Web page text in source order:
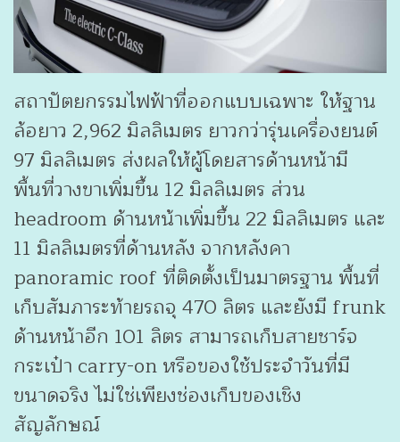
สถาปัตยกรรมไฟฟ้าที่ออกแบบเฉพาะ ให้ฐาน
ล้อยาว 2,962 มิลลิเมตร ยาวกว่ารุ่นเครื่องยนต์
97 มิลลิเมตร ส่งผลให้ผู้โดยสารด้านหน้ามี
พื้นที่วางขาเพิ่มขึ้น 12 มิลลิเมตร ส่วน
headroom ด้านหน้าเพิ่มขึ้น 22 มิลลิเมตร และ
11 มิลลิเมตรที่ด้านหลัง จากหลังคา
panoramic roof ที่ติดตั้งเป็นมาตรฐาน พื้นที่
เก็บสัมภาระท้ายรถจุ 470 ลิตร และยังมี frunk
ด้านหน้าอีก 101 ลิตร สามารถเก็บสายชาร์จ
กระเป๋า carry-on หรือของใช้ประจำวันที่มี
ขนาดจริง ไม่ใช่เพียงช่องเก็บของเชิง
สัญลักษณ์